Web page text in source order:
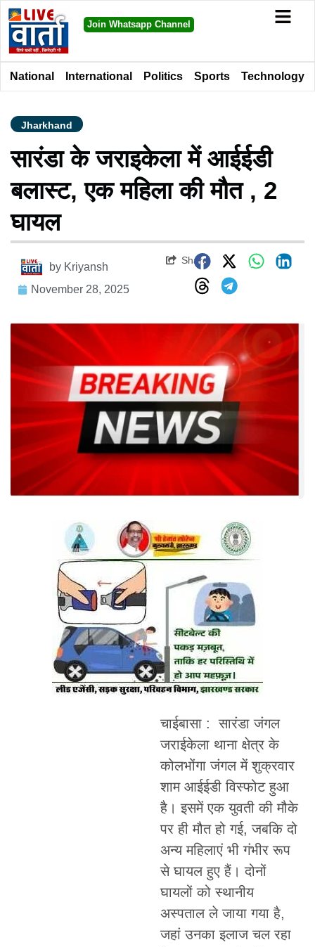
Join Whatsapp Channel
National International Politics Sports Technology
Jharkhand
सारंडा के जराइकेला में आईईडी
बलास्ट, एक महिला की मौत , 2
घायल
by Kriyansh
November 28, 2025
Share
चाईबासा : सारंडा जंगल
जराईकेला थाना क्षेत्र के
कोलभोंगा जंगल में शुक्रवार
शाम आईईडी विस्फोट हुआ
है। इसमें एक युवती की मौके
पर ही मौत हो गई, जबकि दो
अन्य महिलाएं भी गंभीर रूप
से घायल हुए हैं। दोनों
घायलों को स्थानीय
अस्पताल ले जाया गया है,
जहां उनका इलाज चल रहा